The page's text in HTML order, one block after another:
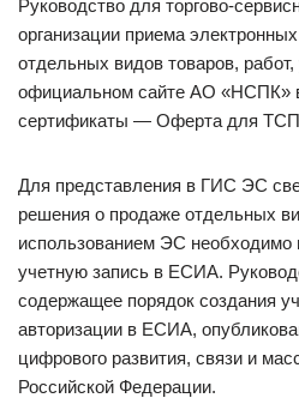
Руководство для торгово-
организации приема
отдельных видов товаров,
официальном сайте АО «НСПК»
сертификаты — Оферта для
Для представления в ГИС ЭС
решения о продаже отдельных
использованием ЭС необходимо
учетную запись в ЕСИА.
содержащее порядок создания
авторизации в ЕСИА,
цифрового развития, связи и
Российской Федерации.